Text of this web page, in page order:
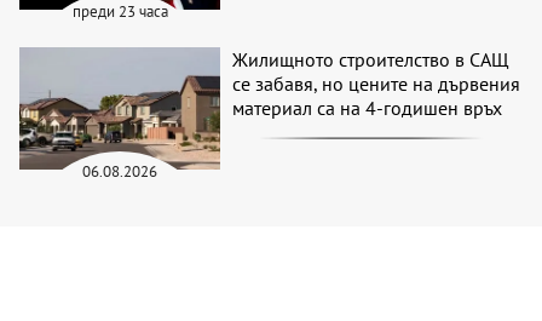
преди 23 часа
06.08.2026
Жилищното строителство в САЩ
се забавя, но цените на дървения
материал са на 4-годишен връх